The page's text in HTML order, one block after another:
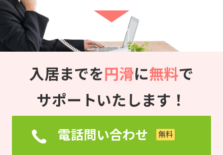
入居までを円滑に無料で
サポートいたします！
電話問い合わせ